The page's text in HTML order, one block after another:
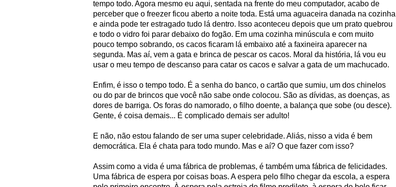
tempo todo. Agora mesmo eu aqui, sentada na frente do meu computador, acabo de
perceber que o freezer ficou aberto a noite toda. Está uma aguaceira danada na cozinha
e ainda pode ter estragado tudo lá dentro. Isso aconteceu depois que um prato quebrou
e todo o vidro foi parar debaixo do fogão. Em uma cozinha minúscula e com muito
pouco tempo sobrando, os cacos ficaram lá embaixo até a faxineira aparecer na
segunda. Mas aí, vem a gata e brinca de pescar os cacos. Moral da história, lá vou eu
usar o meu tempo de descanso para catar os cacos e salvar a gata de um machucado.
Enfim, é isso o tempo todo. É a senha do banco, o cartão que sumiu, um dos chinelos
ou do par de brincos que você não sabe onde colocou. São as dívidas, as doenças, as
dores de barriga. Os foras do namorado, o filho doente, a balança que sobe (ou desce).
Gente, é coisa demais... É complicado demais ser adulto!
E não, não estou falando de ser uma super celebridade. Aliás, nisso a vida é bem
democrática. Ela é chata para todo mundo. Mas e aí? O que fazer com isso?
Assim como a vida é uma fábrica de problemas, é também uma fábrica de felicidades.
Uma fábrica de espera por coisas boas. A espera pelo filho chegar da escola, a espera